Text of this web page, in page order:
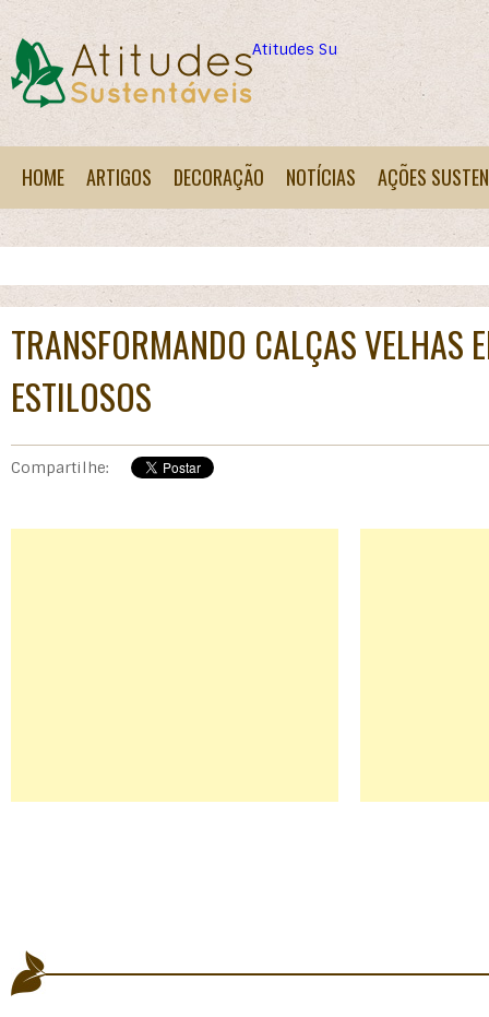
Atitudes Sustentáveis
HOME ARTIGOS DECORAÇÃO NOTÍCIAS AÇÕES
TRANSFORMANDO CALÇAS VELHAS
ESTILOSOS
Compartilhe: